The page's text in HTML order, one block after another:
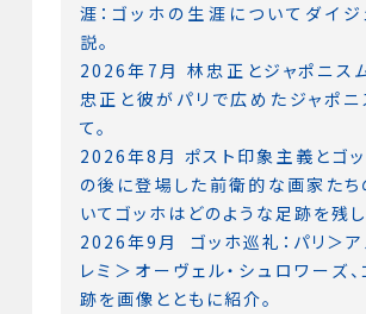
涯：ゴッホの生涯についてダイジ
説。
2026年7月 林忠正とジャポニスム
忠正と彼がパリで広めたジャポニ
て。
2026年8月 ポスト印象主義とゴッ
の後に登場した前衛的な画家たち
いてゴッホはどのような足跡を残し
2026年9月 ゴッホ巡礼：パリ＞ア
レミ＞オーヴェル・シュロワーズ
跡を画像とともに紹介。